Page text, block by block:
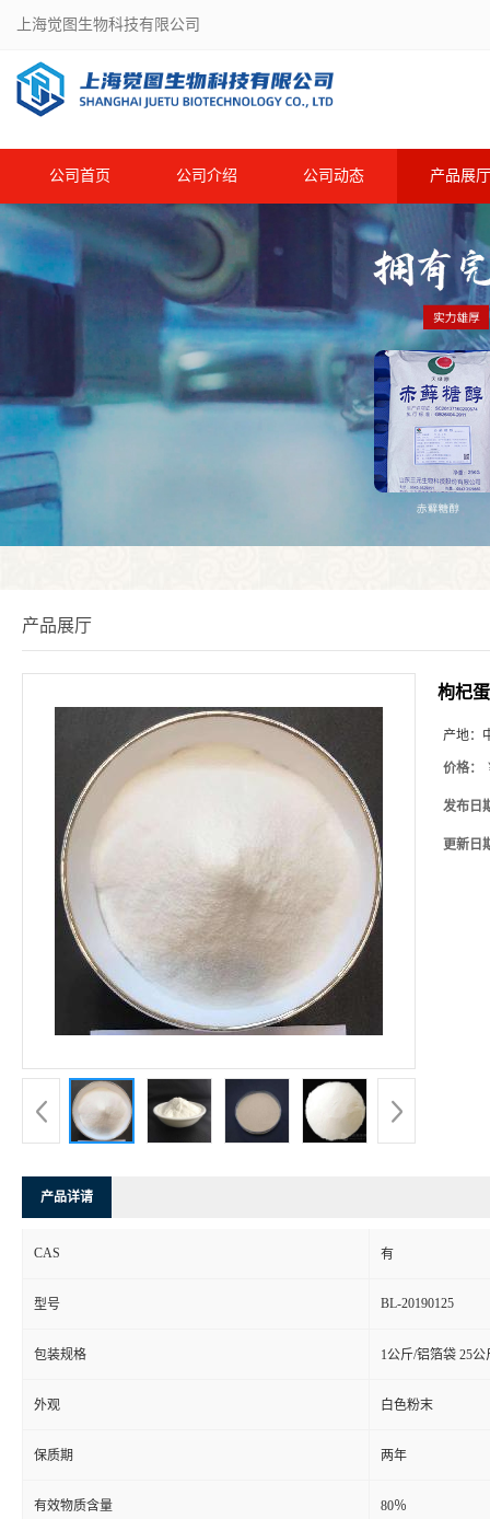
上海觉图生物科技有限公司
公司首页 公司介绍 公司动态 产品展厅
产品展厅
枸杞
产地：
价格：
发布日
更新日
产品详请
CAS 有
型号 BL-20190125
包装规格 1公斤/铝箔袋 25
外观 白色粉末
保质期 两年
有效物质含量 80％